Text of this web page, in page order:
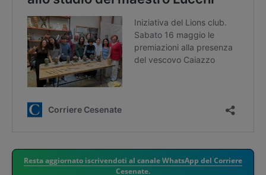
Resta aggiornato iscrivendoti al canale WhatsApp del Corriere
Cesenate.